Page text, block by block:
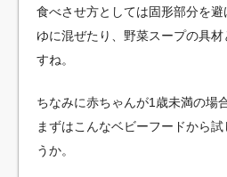
食べさせ方としては固形部分を
ゆに混ぜたり、野菜スープの具
すね。
ちなみに赤ちゃんが1歳未満の場
まずはこんなベビーフードから
うか。